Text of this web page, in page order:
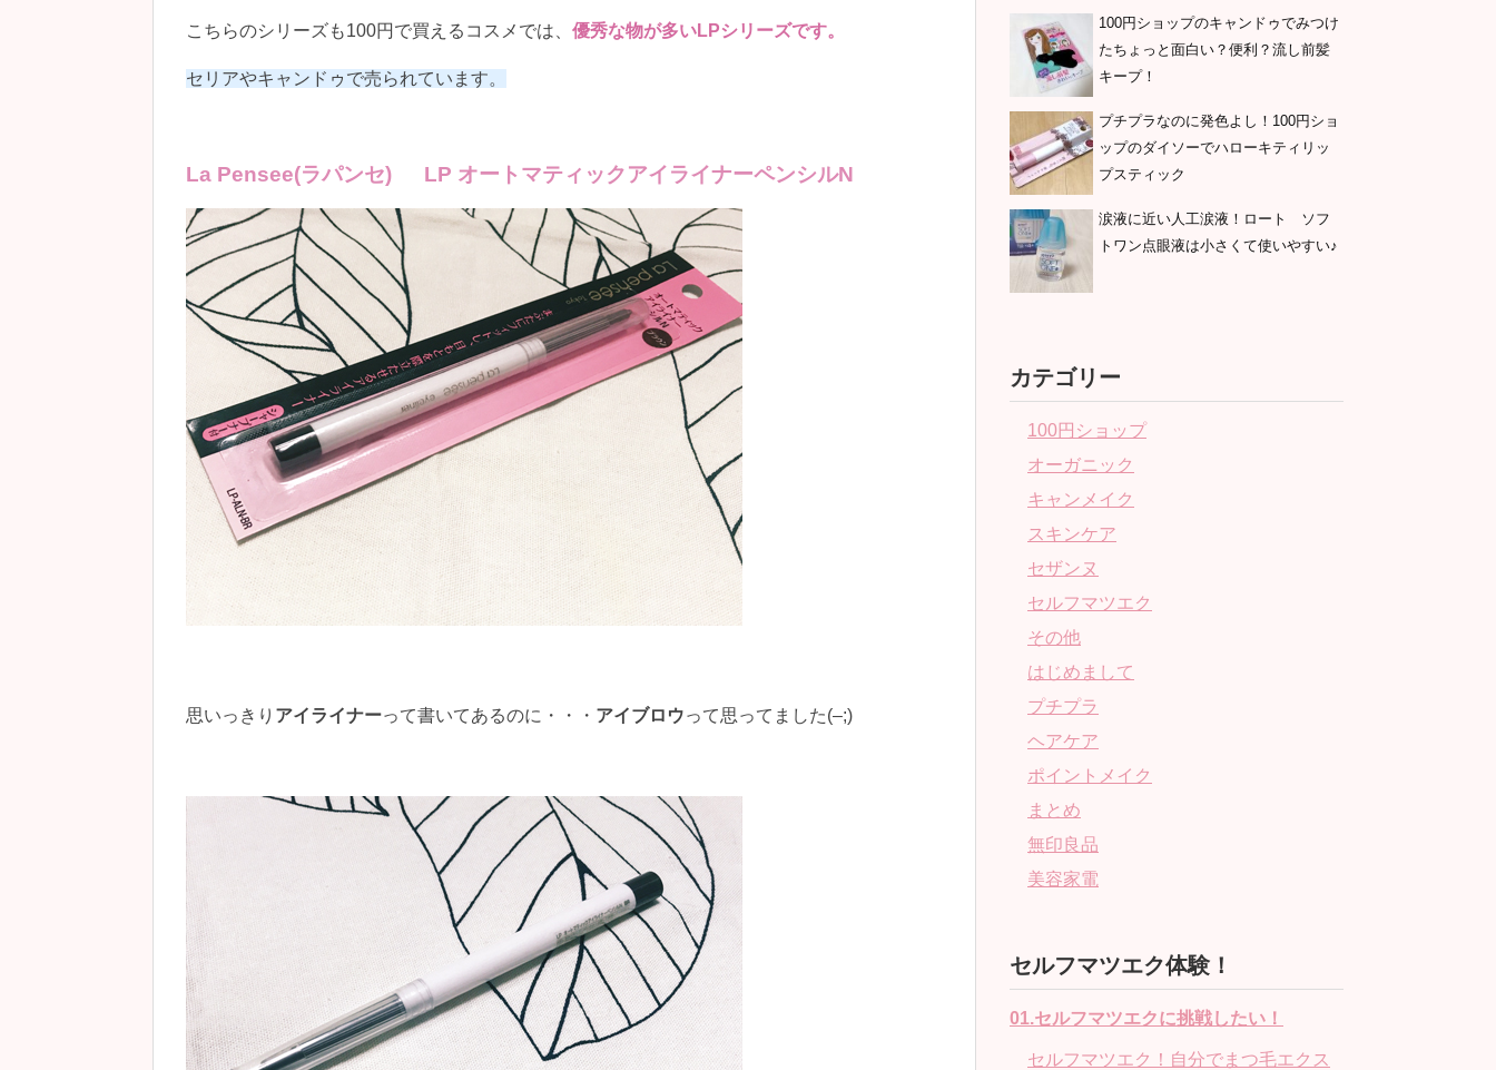
こちらのシリーズも100円で買えるコスメでは、 優秀な物が多いLPシリーズです。
セリアやキャンドゥで売られています。
La Pensee(ラパンセ) LP オートマティックアイライナーペンシルN
思いっきり アイライナーって書いてあるのに・・・ アイブロウって思ってました(–;)
100円ショップのキャンドゥでみつけ
たちょっと面白い？便利？流し前髪
キープ！
プチプラなのに発色よし！100円ショ
ップのダイソーでハローキティリッ
プスティック
涙液に近い人工涙液！ロート ソフ
トワン点眼液は小さくて使いやすい♪
カテゴリー
100円ショップ
オーガニック
キャンメイク
スキンケア
セザンヌ
セルフマツエク
その他
はじめまして
プチプラ
ヘアケア
ポイントメイク
まとめ
無印良品
美容家電
セルフマツエク体験！
01.セルフマツエクに挑戦したい！
セルフマツエク！自分でまつ毛エクス